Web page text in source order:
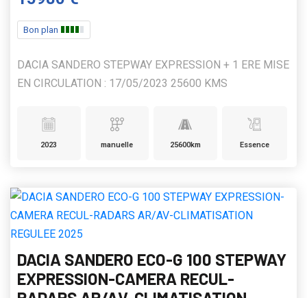
Bon plan
DACIA SANDERO STEPWAY EXPRESSION + 1 ERE MISE
EN CIRCULATION : 17/05/2023 25600 KMS
2023 manuelle 25600km Essence
DACIA SANDERO ECO-G 100 STEPWAY
EXPRESSION-CAMERA RECUL-